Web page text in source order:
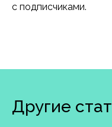
с подписчиками.
Другие